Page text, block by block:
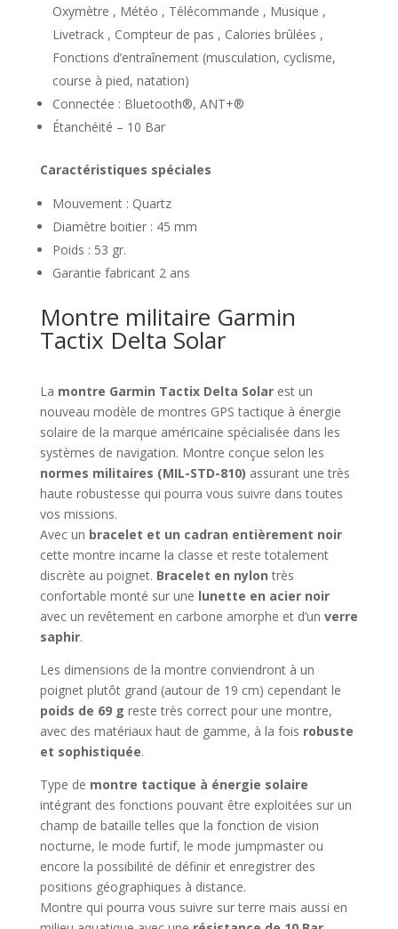
Oxymètre , Météo , Télécommande , Musique ,
Livetrack , Compteur de pas , Calories brûlées ,
Fonctions d’entraînement (musculation, cyclisme,
course à pied, natation)
Connectée : Bluetooth®, ANT+®
Étanchéité – 10 Bar
Caractéristiques spéciales
Mouvement : Quartz
Diamètre boitier : 45 mm
Poids : 53 gr.
Garantie fabricant 2 ans
Montre militaire Garmin
Tactix Delta Solar
La montre Garmin Tactix Delta Solarest un
nouveau modèle de montres GPS tactique à énergie
solaire de la marque américaine spécialisée dans les
systèmes de navigation. Montre conçue selon les
normes militaires (MIL-STD-810) assurant une très
haute robustesse qui pourra vous suivre dans toutes
vos missions.
Avec un bracelet et un cadran entièrement noir
cette montre incarne la classe et reste totalement
discrète au poignet. Bracelet en nylon très
confortable monté sur une lunette en acier noir
avec un revêtement en carbone amorphe et d’un verre
saphir.
Les dimensions de la montre conviendront à un
poignet plutôt grand (autour de 19 cm) cependant le
poids de 69 g reste très correct pour une montre,
avec des matériaux haut de gamme, à la fois robuste
et sophistiquée.
Type de montre tactique à énergie solaire
intégrant des fonctions pouvant être exploitées sur un
champ de bataille telles que la fonction de vision
nocturne, le mode furtif, le mode jumpmaster ou
encore la possibilité de définir et enregistrer des
positions géographiques à distance.
Montre qui pourra vous suivre sur terre mais aussi en